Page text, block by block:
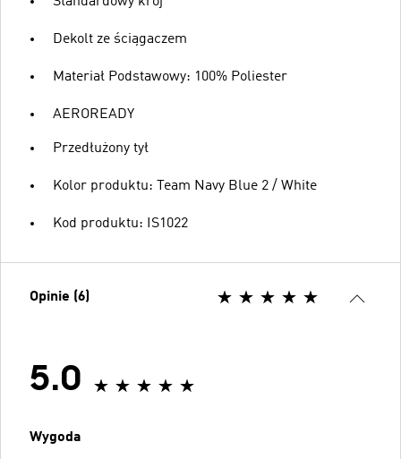
Dekolt ze ściągaczem
Materiał Podstawowy: 100% Poliester
AEROREADY
Przedłużony tył
Kolor produktu: Team Navy Blue 2 / White
Kod produktu: IS1022
Opinie (6)
5.0
Wygoda